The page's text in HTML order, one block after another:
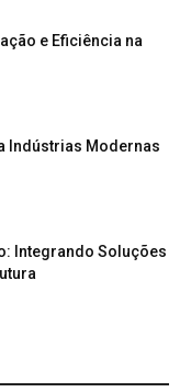
e Eficiência na
Indústrias Modernas
Integrando Soluções